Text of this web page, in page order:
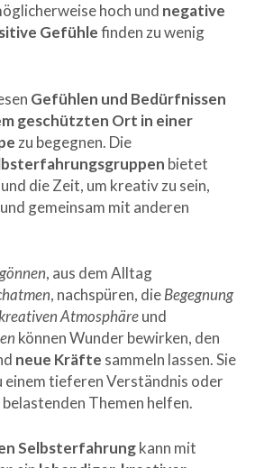
hoch und negative
Gefühlefinden zu wenig
Gefühlen und Bedürfnissen
geschützten Ort in einer
zu begegnen. Die
bietet
die Zeit, um kreativ zu sein,
gemeinsam mit anderen
, aus dem Alltag
, nachspüren, dieBegegnung
Atmosphäreund
können Wunder bewirken, den
neue Kräfte sammeln lassen. Sie
einem tieferen Verständnis oder
Themen helfen.
Selbsterfahrungkann mit